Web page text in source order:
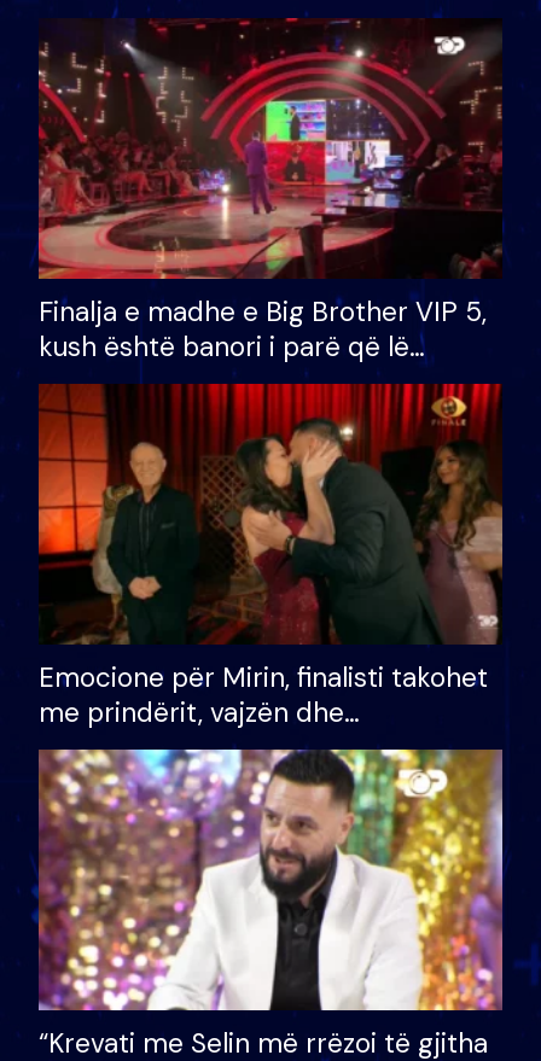
Finalja e madhe e Big Brother VIP 5,
kush është banori i parë që lë
shtëpinë dhe humb mundësinë për
të fituar çmimin e madh
Emocione për Mirin, finalisti takohet
me prindërit, vajzën dhe
bashkëshorten: S’kemi ndonjë letër
divorci apo jo?
“Krevati me Selin më rrëzoi të gjitha